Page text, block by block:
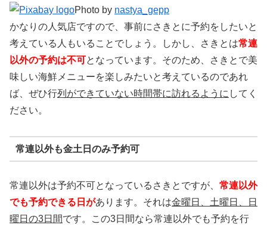
Photo by nastya_gepp
かなりの人気店ですので、事前にさきとに予約をしたいと
考えている人もいることでしょう。しかし、さきとは常連
以外の予約は不可となっています。そのため、さきとで美
味しい海鮮メニューを楽しみたいと考えているのであれ
ば、ぜひ行列ができていない時間帯に訪れるように してく
ださい。
常連以外も金土日のみ予約可
常連以外は予約不可となっているさきとですが、 常連以外
でも予約できる日があります。それは金曜日、土曜日、日
曜日の3日間です。この3日間なら常連以外でも予約を行